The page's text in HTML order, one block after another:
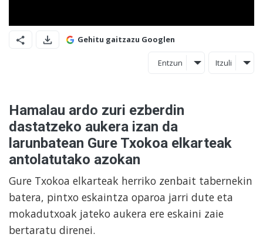
Gehitu gaitzazu Googlen
Entzun Itzuli
Hamalau ardo zuri ezberdin
dastatzeko aukera izan da
larunbatean Gure Txokoa elkarteak
antolatutako azokan
Gure Txokoa elkarteak herriko zenbait tabernekin
batera, pintxo eskaintza oparoa jarri dute eta
mokadutxoak jateko aukera ere eskaini zaie
bertaratu direnei.